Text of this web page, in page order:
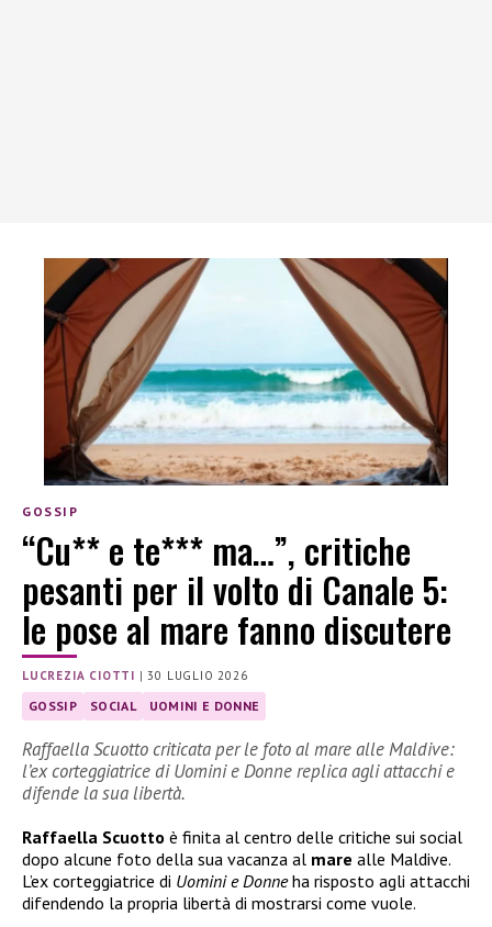
GOSSIP
“Cu** e te*** ma…”, critiche
pesanti per il volto di Canale 5:
le pose al mare fanno discutere
LUCREZIA CIOTTI |30 LUGLIO 2026
GOSSIP SOCIAL UOMINI E DONNE
Raffaella Scuotto criticata per le foto al mare alle Maldive:
l’ex corteggiatrice di Uomini e Donne replica agli attacchi e
difende la sua libertà.
Raffaella Scuotto è finita al centro delle critiche sui social
dopo alcune foto della sua vacanza al mare alle Maldive.
L’ex corteggiatrice di Uomini e Donneha risposto agli attacchi
difendendo la propria libertà di mostrarsi come vuole.